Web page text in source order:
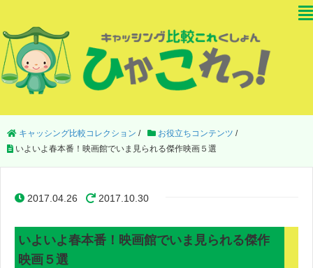
キャッシング比較コレクション / お役立ちコンテンツ /
いよいよ春本番！映画館でいま見られる傑作映画５選
2017.04.26 2017.10.30
いよいよ春本番！映画館でいま見られる傑作
映画５選